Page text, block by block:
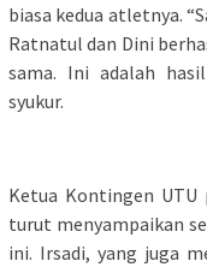
biasa kedua atletnya.
Ratnatul dan Dini
sama. Ini adalah
syukur.
Ketua Kontingen UTU
turut menyampaikan
ini. Irsadi, yang juga